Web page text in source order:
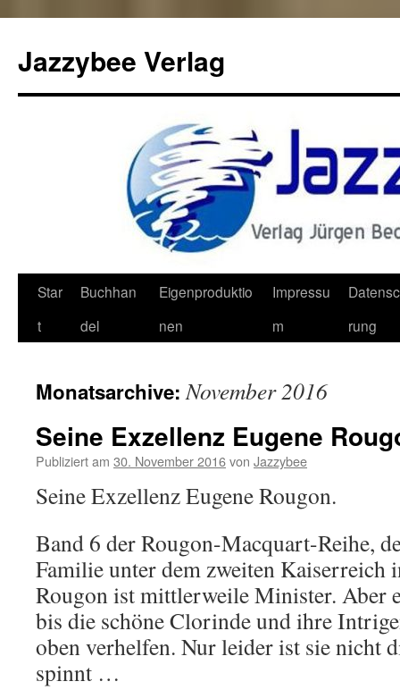
Jazzybee Verlag
Zum
Inhalt
Star
t
Buchhan
del
Eigenproduktio
nen
Impressu
m
rung
Monatsarchive:November 2016
Seine Exzellenz Eugene
Publiziert am 30. November 2016von Jazzybee
Seine Exzellenz Eugene Rougon.
Band 6 der Rougon-Macquart-Reihe,
Familie unter dem zweiten Kaiserreich
Rougon ist mittlerweile Minister. Aber
bis die schöne Clorinde und ihre
oben verhelfen. Nur leider ist sie nicht
spinnt …